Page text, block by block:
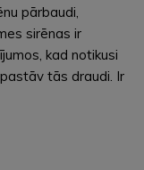
pārbaudi,
sirēnas ir
kad notikusi
tās draudi. Ir